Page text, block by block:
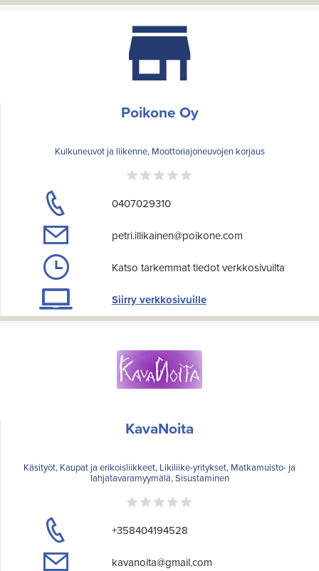
Poikone Oy
Kulkuneuvot ja liikenne, Moottoriajoneuvojen korjaus
0407029310
petri.illikainen@poikone.com
Katso tarkemmat tiedot verkkosivuilta
Siirry verkkosivuille
KavaNoita
Käsityöt, Kaupat ja erikoisliikkeet, Likiliike-yritykset, Matkamuisto- ja
lahjatavaramyymälä, Sisustaminen
+358404194528
kavanoita@gmail.com